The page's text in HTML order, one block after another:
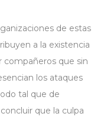
de estas
a la existencia
compañeros que sin
los ataques
tal que de
que la culpa